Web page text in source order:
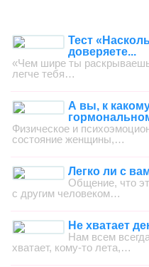
Тест
доверяете...
«Чем шире ты
легче тебя…
А вы, к
Физическое и
состояние женщины,…
Легко ли с
Общение, что
с другим человеком…
Не хватает
Нам всем
хватает, кому-то лета,…